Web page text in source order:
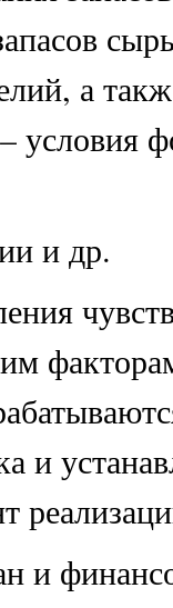
а
условия
и др.
и
и